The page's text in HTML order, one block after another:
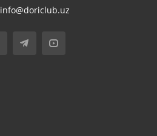
info@doriclub.uz